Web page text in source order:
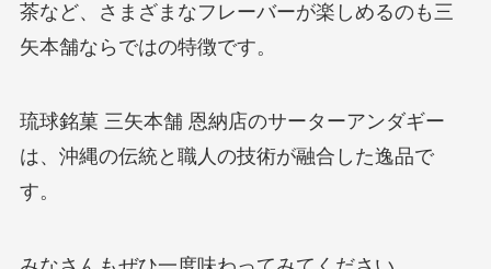
茶など、さまざまなフレーバーが楽しめるのも三
矢本舗ならではの特徴です。
琉球銘菓 三矢本舗 恩納店のサーターアンダギー
は、沖縄の伝統と職人の技術が融合した逸品で
す。